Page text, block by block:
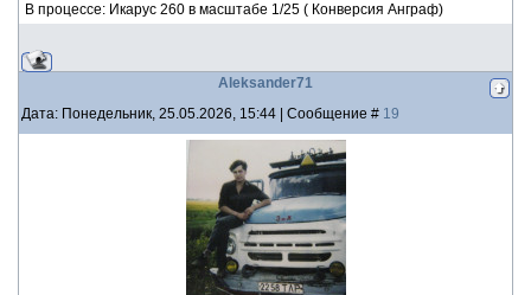
В процессе: Икарус 260 в масштабе 1/25 ( Конверсия Анграф)
Aleksander71
Дата: Понедельник, 25.05.2026, 15:44 | Сообщение # 19